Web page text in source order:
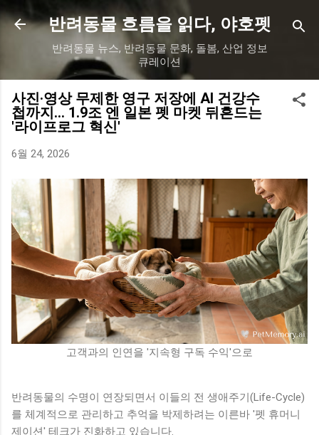
기본 콘텐츠로 건너뛰기
반려동물 흐름을 읽다, 야호펫
반려동물 뉴스, 반려동물 문화, 돌봄, 산업 정보
큐레이션
사진·영상 무제한 영구 저장에 AI 건강수
첩까지… 1.9조 엔 일본 펫 마켓 뒤흔드는
'라이프로그 혁신'
6월 24, 2026
고객과의 인연을 '지속형 구독 수익'으로
반려동물의 수명이 연장되면서 이들의 전 생애주기(Life-Cycle)
를 체계적으로 관리하고 추억을 박제하려는 이른바 '펫 휴머니
제이션' 테크가 진화하고 있습니다.